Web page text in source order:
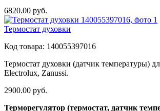
6820.00 руб.
Термостат духовки
Код товара: 140055397016
Термостат духовки (датчик температуры)
Electrolux, Zanussi.
2900.00 руб.
Терморегулятор (термостат, датчик